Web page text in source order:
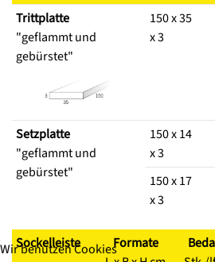
Trittplatte
"geflammt und
gebürstet"
150 x 35
x 3
Setzplatte
"geflammt und
gebürstet"
150 x 14
x 3
150 x 17
x 3
Sockelleiste
Formate
Wir benutzen Cookies